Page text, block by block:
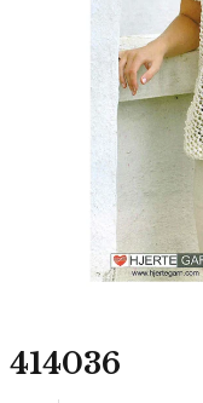
414036